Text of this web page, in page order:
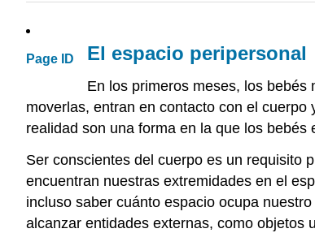
Page ID El espacio peripersonal
En los primeros meses, los bebés
moverlas, entran en contacto con el
realidad son una forma en la que los
Ser conscientes del cuerpo es un requisito
encuentran nuestras extremidades en el
incluso saber cuánto espacio ocupa
alcanzar entidades externas, como objetos